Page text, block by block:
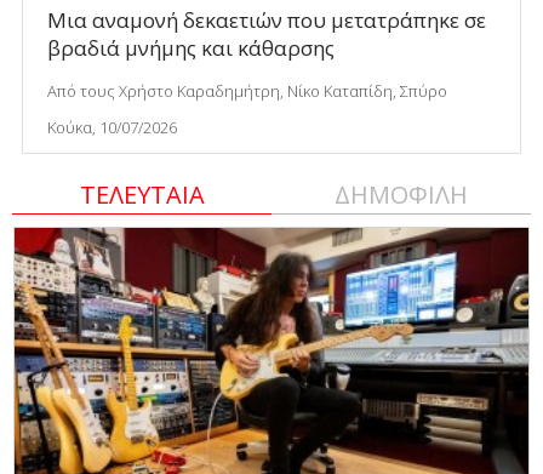
Μια αναμονή δεκαετιών που μετατράπηκε σε
βραδιά μνήμης και κάθαρσης
Από τους Χρήστο Καραδημήτρη, Νίκο Καταπίδη, Σπύρο
Κούκα, 10/07/2026
ΤΕΛΕΥΤΑΙΑ ΔΗΜΟΦΙΛΗ